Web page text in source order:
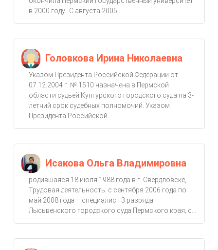
в 2000 году. С августа 2005...
Головкова Ирина Николаевна
Указом Президента Российской Федерации от
07.12.2004 г. № 1510 назначена в Пермской
области судьей Кунгурского городского суда на 3-
летний срок судебных полномочий. Указом
Президента Российской...
Исакова Ольга Владимировна
родившаяся 18 июля 1988 года в г. Свердловске,
Трудовая деятельность: с сентября 2006 года по
май 2008 года – специалист 3 разряда
Лысьвенского городского суда Пермского края; с...